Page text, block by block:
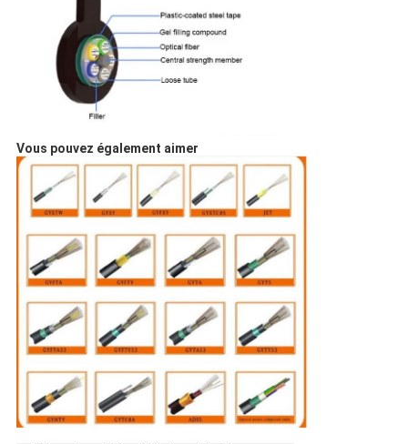
Vous pouvez également aimer